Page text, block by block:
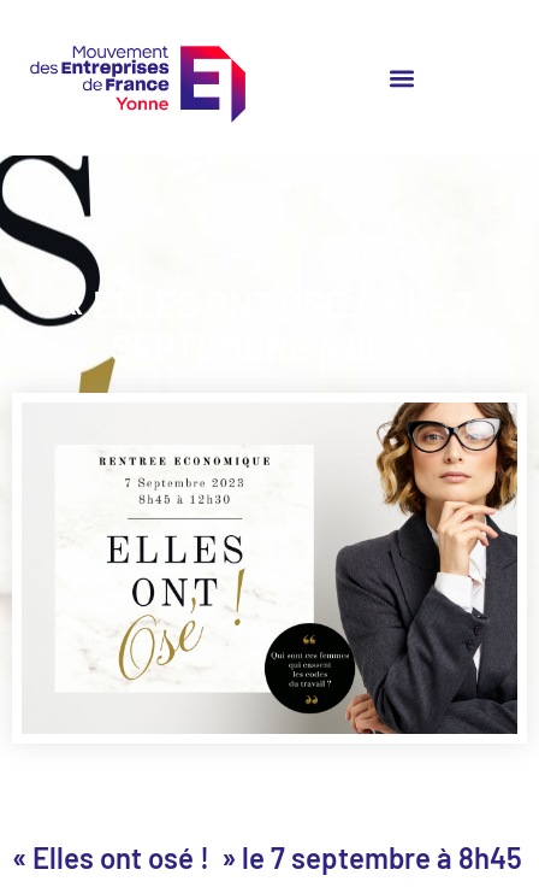
« ELLES ONT OSÉ ! » LE 7
SEPTEMBRE À 8H45
« Elles ont osé ! » le 7 septembre à 8h45